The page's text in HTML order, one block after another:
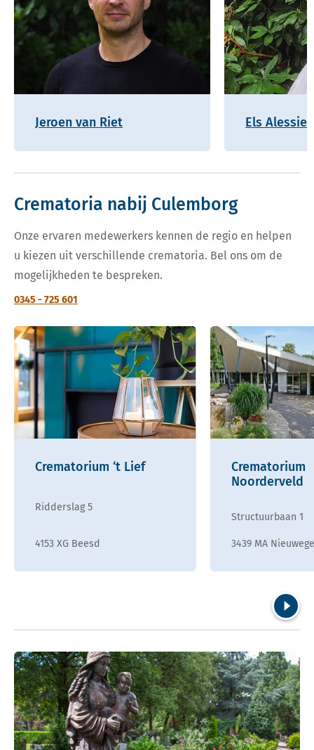
Jeroen van Riet Els Alessie
Crematoria nabij Culemborg
Onze ervaren medewerkers kennen de regio en helpen
u kiezen uit verschillende crematoria. Bel ons om de
mogelijkheden te bespreken.
0345 - 725 601
Crematorium ‘t Lief
Ridderslag 5
4153 XG Beesd
Crematorium
Noorderveld
Structuurbaan 1
3439 MA